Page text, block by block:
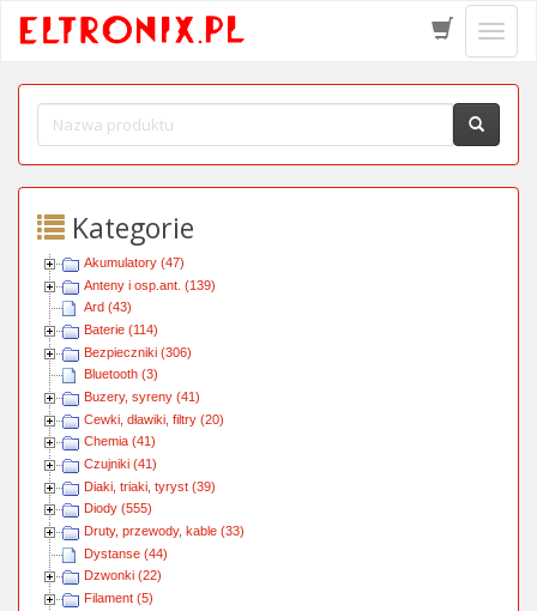
menu
Kategorie
Akumulatory (47)
Anteny i osp.ant. (139)
Ard (43)
Baterie (114)
Bezpieczniki (306)
Bluetooth (3)
Buzery, syreny (41)
Cewki, dławiki, filtry (20)
Chemia (41)
Czujniki (41)
Diaki, triaki, tyryst (39)
Diody (555)
Druty, przewody, kable (33)
Dystanse (44)
Dzwonki (22)
Filament (5)